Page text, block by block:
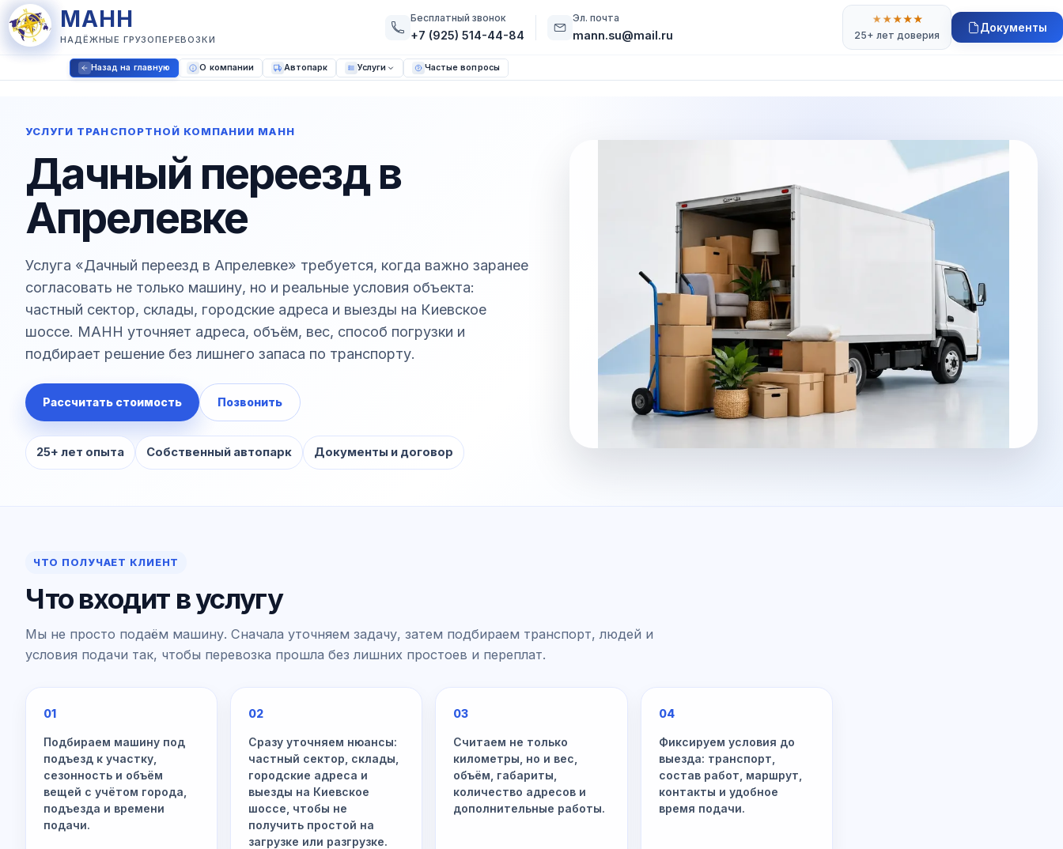
МАНН
НАДЁЖНЫЕ ГРУЗОПЕРЕВОЗКИ
Бесплатный звонок
+7 (925) 514-44-84
Эл. почта
mann.su@mail.ru
★★★★★
25+ лет доверия
Документы
Назад на главную О компании Автопарк Услуги Частые вопросы
УСЛУГИ ТРАНСПОРТНОЙ КОМПАНИИ МАНН
Дачный переезд в
Апрелевке
Услуга «Дачный переезд в Апрелевке» требуется, когда важно заранее
согласовать не только машину, но и реальные условия объекта:
частный сектор, склады, городские адреса и выезды на Киевское
шоссе. МАНН уточняет адреса, объём, вес, способ погрузки и
подбирает решение без лишнего запаса по транспорту.
Рассчитать стоимость Позвонить
25+ лет опыта Собственный автопарк Документы и договор
ЧТО ПОЛУЧАЕТ КЛИЕНТ
Что входит в услугу
Мы не просто подаём машину. Сначала уточняем задачу, затем подбираем транспорт, людей и
условия подачи так, чтобы перевозка прошла без лишних простоев и переплат.
01
Подбираем машину под
подъезд к участку,
сезонность и объём
вещей с учётом города,
подъезда и времени
подачи.
02
Сразу уточняем нюансы:
частный сектор, склады,
городские адреса и
выезды на Киевское
шоссе, чтобы не
получить простой на
загрузке или разгрузке.
03
Считаем не только
километры, но и вес,
объём, габариты,
количество адресов и
дополнительные работы.
04
Фиксируем условия до
выезда: транспорт,
состав работ, маршрут,
контакты и удобное
время подачи.